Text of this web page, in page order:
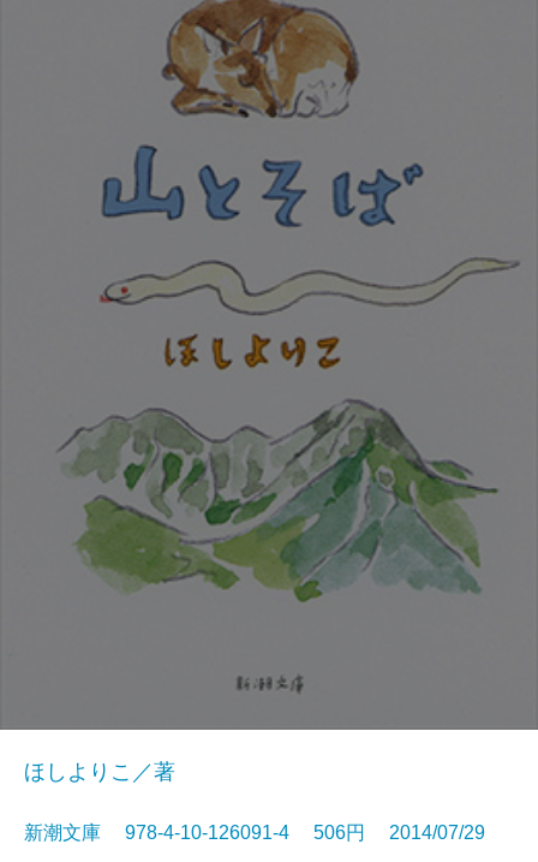
ほしよりこ／著
新潮文庫 978-4-10-126091-4 506円 2014/07/29